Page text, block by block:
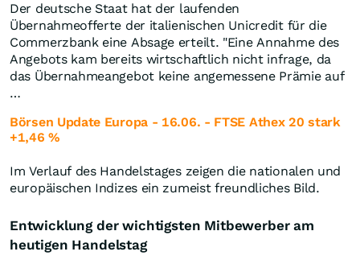
Der deutsche Staat hat der laufenden
Übernahmeofferte der italienischen Unicredit für die
Commerzbank eine Absage erteilt. "Eine Annahme des
Angebots kam bereits wirtschaftlich nicht infrage, da
das Übernahmeangebot keine angemessene Prämie auf
…
Börsen Update Europa - 16.06. - FTSE Athex 20 stark
+1,46 %
Im Verlauf des Handelstages zeigen die nationalen und
europäischen Indizes ein zumeist freundliches Bild.
Entwicklung der wichtigsten Mitbewerber am
heutigen Handelstag